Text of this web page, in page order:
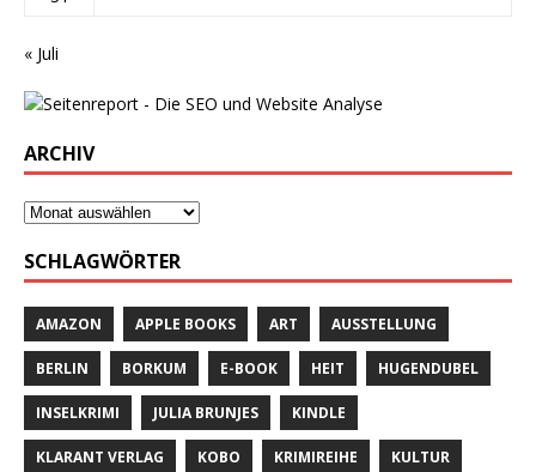
« Juli
ARCHIV
SCHLAGWÖRTER
AMAZON APPLE BOOKS ART AUSSTELLUNG
BERLIN BORKUM E-BOOK HEIT HUGENDUBEL
INSELKRIMI JULIA BRUNJES KINDLE
KLARANT VERLAG KOBO KRIMIREIHE KULTUR